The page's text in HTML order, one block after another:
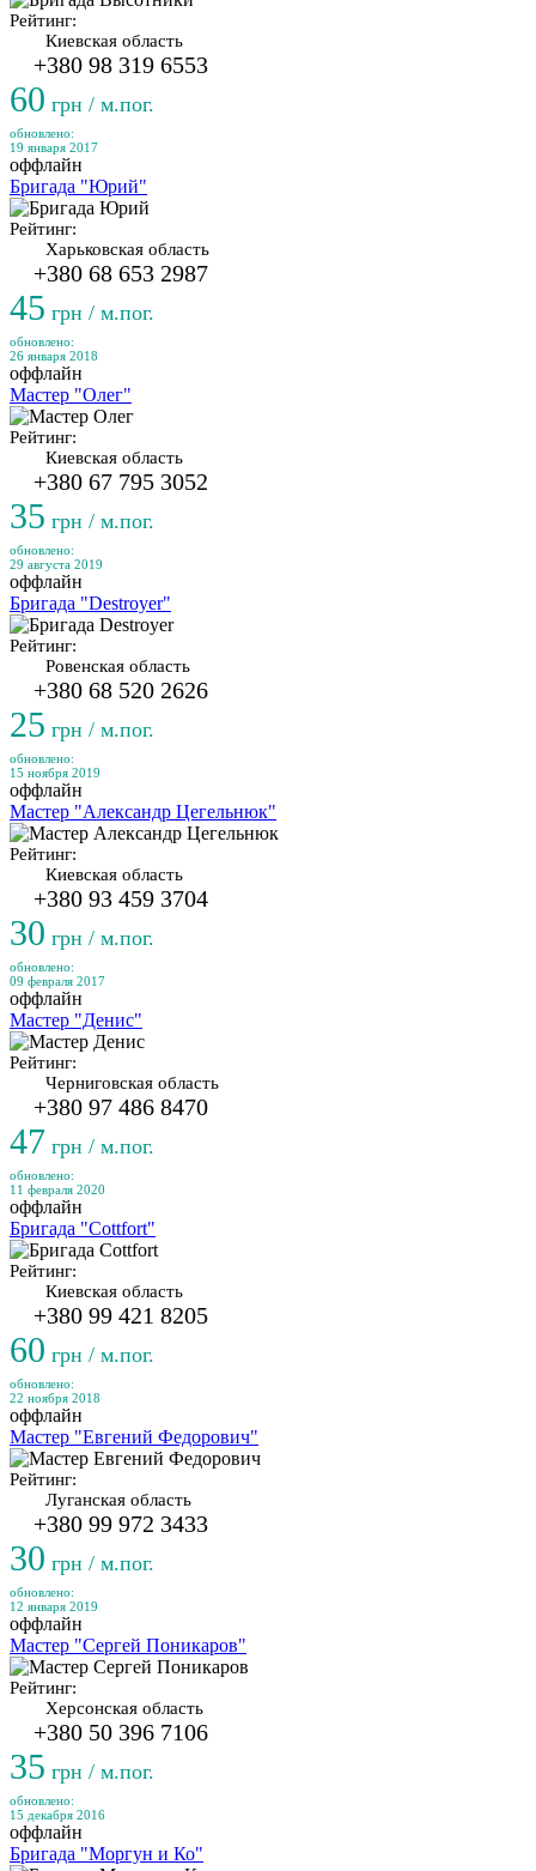
Рейтинг:
Киевская область
+380 98 319 6553
60 грн / м.пог.
обновлено:
19 января 2017
оффлайн
Бригада "Юрий"
Рейтинг:
Харьковская область
+380 68 653 2987
45 грн / м.пог.
обновлено:
26 января 2018
оффлайн
Мастер "Олег"
Рейтинг:
Киевская область
+380 67 795 3052
35 грн / м.пог.
обновлено:
29 августа 2019
оффлайн
Бригада "Destroyer"
Рейтинг:
Ровенская область
+380 68 520 2626
25 грн / м.пог.
обновлено:
15 ноября 2019
оффлайн
Мастер "Александр Цегельнюк"
Рейтинг:
Киевская область
+380 93 459 3704
30 грн / м.пог.
обновлено:
09 февраля 2017
оффлайн
Мастер "Денис"
Рейтинг:
Черниговская область
+380 97 486 8470
47 грн / м.пог.
обновлено:
11 февраля 2020
оффлайн
Бригада "Cottfort"
Рейтинг:
Киевская область
+380 99 421 8205
60 грн / м.пог.
обновлено:
22 ноября 2018
оффлайн
Мастер "Евгений Федорович"
Рейтинг:
Луганская область
+380 99 972 3433
30 грн / м.пог.
обновлено:
12 января 2019
оффлайн
Мастер "Сергей Поникаров"
Рейтинг:
Херсонская область
+380 50 396 7106
35 грн / м.пог.
обновлено:
15 декабря 2016
оффлайн
Бригада "Моргун и Ко"